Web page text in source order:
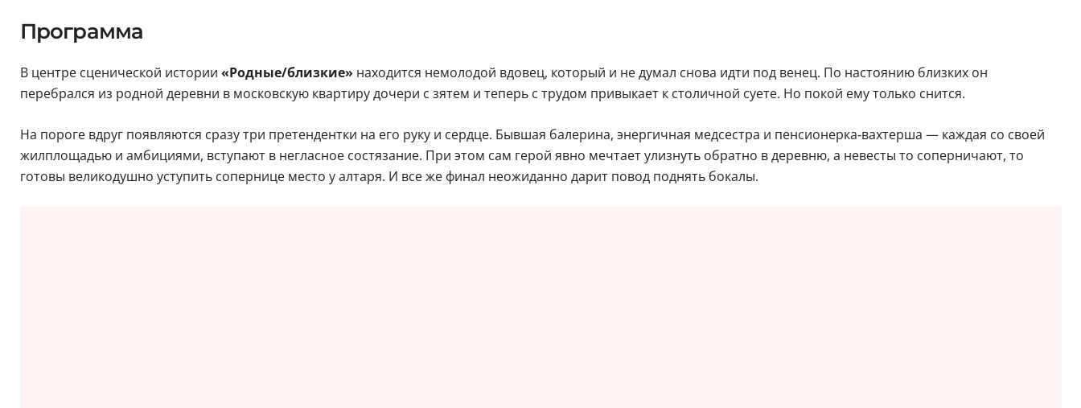
Программа
В центре сценической истории «Родные/близкие» находится немолодой вдовец, который и не думал снова идти под венец. По настоянию близких он
перебрался из родной деревни в московскую квартиру дочери с зятем и теперь с трудом привыкает к столичной суете. Но покой ему только снится.
На пороге вдруг появляются сразу три претендентки на его руку и сердце. Бывшая балерина, энергичная медсестра и пенсионерка‑вахтерша — каждая со своей
жилплощадью и амбициями, вступают в негласное состязание. При этом сам герой явно мечтает улизнуть обратно в деревню, а невесты то соперничают, то
готовы великодушно уступить сопернице место у алтаря. И все же финал неожиданно дарит повод поднять бокалы.